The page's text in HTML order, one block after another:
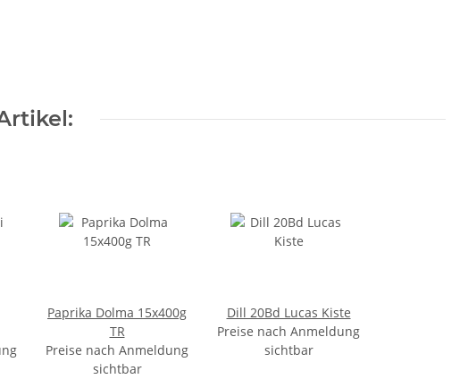
Paprika Dolma 15x400g
TR
Preise nach Anmeldung
sichtbar
Dill 20Bd Lucas Kiste
Preise nach Anmeldung
sichtbar